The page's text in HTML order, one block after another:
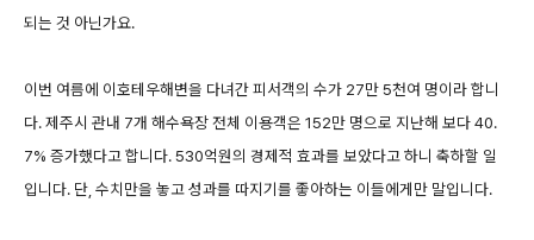
되는 것 아닌가요.
이번 여름에 이호테우해변을 다녀간 피서객의 수가 27만 5천여 명이라 합니
다. 제주시 관내 7개 해수욕장 전체 이용객은 152만 명으로 지난해 보다 40.
7% 증가했다고 합니다. 530억원의 경제적 효과를 보았다고 하니 축하할 일
입니다. 단, 수치만을 놓고 성과를 따지기를 좋아하는 이들에게만 말입니다.